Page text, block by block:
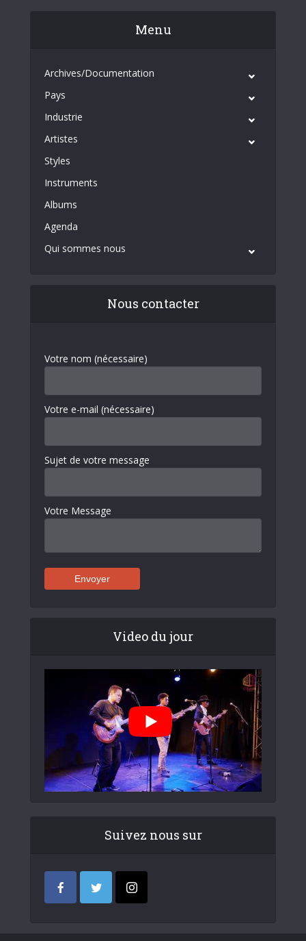
Menu
Archives/Documentation
Pays
Industrie
Artistes
Styles
Instruments
Albums
Agenda
Qui sommes nous
Nous contacter
Votre nom (nécessaire)
Votre e-mail (nécessaire)
Sujet de votre message
Votre Message
Video du jour
Suivez nous sur